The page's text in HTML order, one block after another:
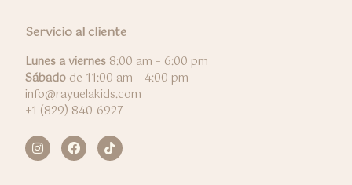
Servicio al cliente
Lunes a viernes 8:00 am – 6:00 pm
Sábado de 11:00 am – 4:00 pm
info@rayuelakids.com
+1 (829) 840-6927